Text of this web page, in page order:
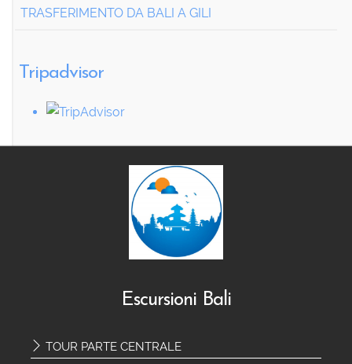
TRASFERIMENTO DA BALI A GILI
Tripadvisor
Escursioni Bali
TOUR PARTE CENTRALE